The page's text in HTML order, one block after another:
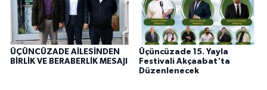
ÜÇÜNCÜZADE AİLESİNDEN
BİRLİK VE BERABERLİK MESAJI
Üçüncüzade 15. Yayla
Festivali Akçaabat'ta
Düzenlenecek